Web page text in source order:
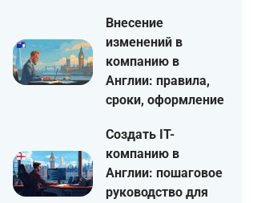
Внесение
изменений в
компанию в
Англии: правила,
сроки, оформление
Создать IT-
компанию в
Англии: пошаговое
руководство для